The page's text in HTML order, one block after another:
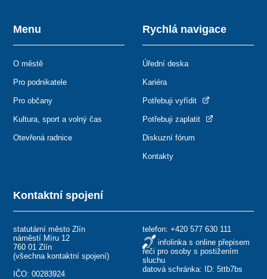
Kontaktní spojení
statutární město Zlín
náměstí Míru 12
760 01 Zlín
(všechna kontaktní spojení)
IČO: 00283924
telefon: +420 577 630 111
infolinka s online přepisem
řeči pro osoby s postižením
sluchu
datová schránka: ID: 5ttb7bs
Menu
O městě
Pro podnikatele
Pro občany
Kultura, sport a volný čas
Otevřená radnice
Rychlá navigace
Úřední deska
Kariéra
Potřebuji vyřídit
Potřebuji zaplatit
Diskuzní fórum
Kontakty